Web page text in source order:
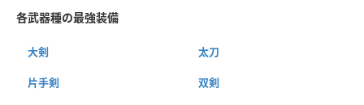
各武器種の最強装備
大剣 太刀
片手剣 双剣